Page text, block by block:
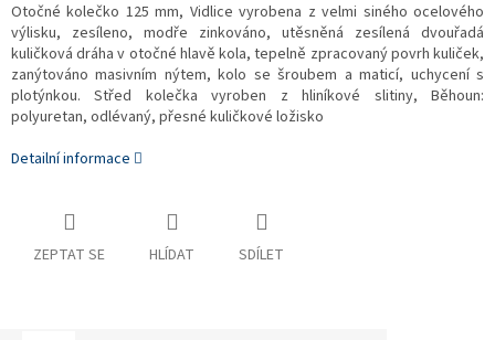
Otočné kolečko 125 mm, Vidlice vyrobena z velmi siného ocelového
výlisku, zesíleno, modře zinkováno, utěsněná zesílená dvouřadá
kuličková dráha v otočné hlavě kola, tepelně zpracovaný povrh kuliček,
zanýtováno masivním nýtem, kolo se šroubem a maticí, uchycení s
plotýnkou. Střed kolečka vyroben z hliníkové slitiny, Běhoun:
polyuretan, odlévaný, přesné kuličkové ložisko
Detailní informace
ZEPTAT SE HLÍDAT SDÍLET